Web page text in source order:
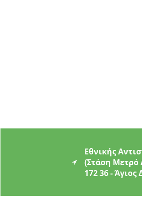
Εθνικής
(Στάση Μετρό
172 36 - Άγιος